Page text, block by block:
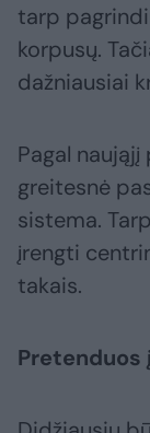
tarp
korpusų.
dažniausiai
Pagal
greitesnė
sistema.
įrengti
takais.
Pretenduos